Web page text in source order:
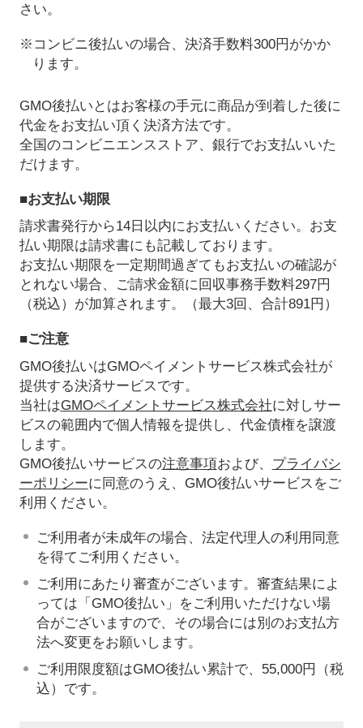
さい。
※コンビニ後払いの場合、決済手数料300円がかか
ります。
GMO後払いとはお客様の手元に商品が到着した後に
代金をお支払い頂く決済方法です。
全国のコンビニエンスストア、銀行でお支払いいた
だけます。
■お支払い期限
請求書発行から14日以内にお支払いください。お支
払い期限は請求書にも記載しております。
お支払い期限を一定期間過ぎてもお支払いの確認が
とれない場合、ご請求金額に回収事務手数料297円
（税込）が加算されます。（最大3回、合計891円）
■ご注意
GMO後払いはGMOペイメントサービス株式会社が
提供する決済サービスです。
当社はGMOペイメントサービス株式会社に対しサー
ビスの範囲内で個人情報を提供し、代金債権を譲渡
します。
GMO後払いサービスの注意事項および、 プライバシ
ーポリシーに同意のうえ、GMO後払いサービスをご
利用ください。
ご利用者が未成年の場合、法定代理人の利用同意
を得てご利用ください。
ご利用にあたり審査がございます。審査結果によ
っては「GMO後払い」をご利用いただけない場
合がございますので、その場合には別のお支払方
法へ変更をお願いします。
ご利用限度額はGMO後払い累計で、55,000円（税
込）です。